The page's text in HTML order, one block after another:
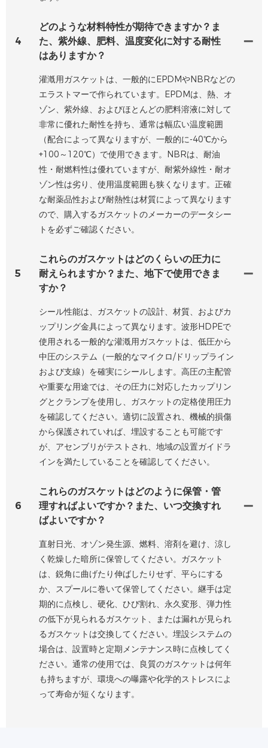
4
どのような材料特性が期待できますか？ま
た、紫外線、肥料、温度変化に対する耐性
はありますか？
灌漑用ガスケットは、一般的にEPDMやNBRなどの
エラストマーで作られています。EPDMは、熱、オ
ゾン、紫外線、およびほとんどの肥料溶液に対して
非常に優れた耐性を持ち、通常は幅広い温度範囲
（配合によって異なりますが、一般的に-40℃から
+100～120℃）で使用できます。NBRは、耐油
性・耐燃料性は優れていますが、耐紫外線性・耐オ
ゾン性は劣り、使用温度範囲も狭くなります。正確
な耐薬品性および耐熱性は材質によって異なります
ので、購入するガスケットのメーカーのデータシー
トを必ずご確認ください。
5
これらのガスケットはどのくらいの圧力に
耐えられますか？また、地下で使用できま
すか？
シール性能は、ガスケットの設計、材質、およびカ
ップリング金具によって異なります。波形HDPEで
使用される一般的な灌漑用ガスケットは、低圧から
中圧のシステム（一般的なマイクロ/ドリップライン
および支線）を確実にシールします。高圧の主配管
や重要な用途では、その圧力に対応したカップリン
グとクランプを使用し、ガスケットの定格使用圧力
を確認してください。適切に設置され、機械的損傷
から保護されていれば、埋設することも可能です
が、アセンブリがテストされ、地域の設置ガイドラ
インを満たしていることを確認してください。
6
これらのガスケットはどのように保管・管
理すればよいですか？また、いつ交換すれ
ばよいですか？
直射日光、オゾン発生源、燃料、溶剤を避け、涼し
く乾燥した暗所に保管してください。ガスケット
は、鋭角に曲げたり伸ばしたりせず、平らにする
か、スプールに巻いて保管してください。継手は定
期的に点検し、硬化、ひび割れ、永久変形、弾力性
の低下が見られるガスケット、または漏れが見られ
るガスケットは交換してください。埋設システムの
場合は、設置時と定期メンテナンス時に点検してく
ださい。通常の使用では、良質のガスケットは何年
も持ちますが、環境への曝露や化学的ストレスによ
って寿命が短くなります。